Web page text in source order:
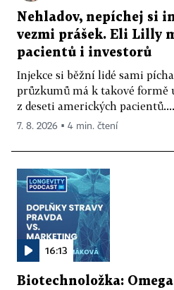
Nehladov, nepíchej si
vezmi prášek. Eli Lilly
pacientů i investorů
Injekce si běžní lidé sami
průzkumů má k takové formě
z deseti amerických pacientů....
7. 8. 2026 ▪ 4 min. čtení
16:13
Biotechnoložka: